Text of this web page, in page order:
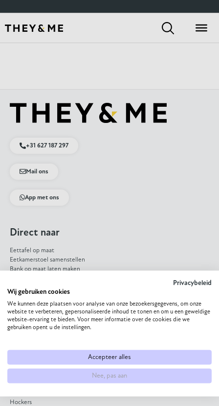
+31 627 187 297
Mail ons
App met ons
Direct naar
Eettafel op maat
Eetkamerstoel samenstellen
Bank op maat laten maken
Dekton eettafel
Eiken eettafel
Eetkamerbank op maat
Collectie
Salontafels
Banken
Hockers
Privacybeleid
Wij gebruiken cookies
We kunnen deze plaatsen voor analyse van onze bezoekersgegevens, om onze
website te verbeteren, gepersonaliseerde inhoud te tonen en om u een geweldige
website-ervaring te bieden. Voor meer informatie over de cookies die we
gebruiken opent u de instellingen.
Accepteer alles
Nee, pas aan